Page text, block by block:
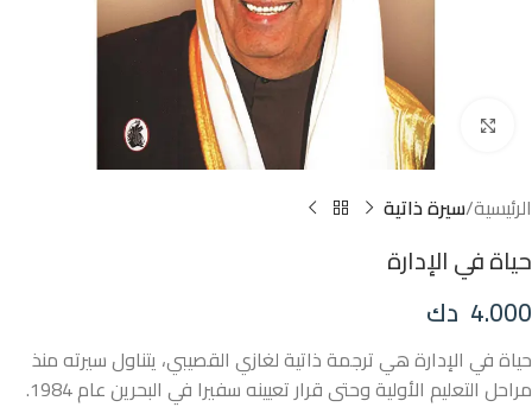
Click to enlarge
الرئيسية سيرة ذاتية
حياة في الإدارة
4.000 دك
حياة في الإدارة هي ترجمة ذاتية لغازي القصيبي، يتناول سيرته منذ
مراحل التعليم الأولية وحتى قرار تعيينه سفيرا في البحرين عام 1984.